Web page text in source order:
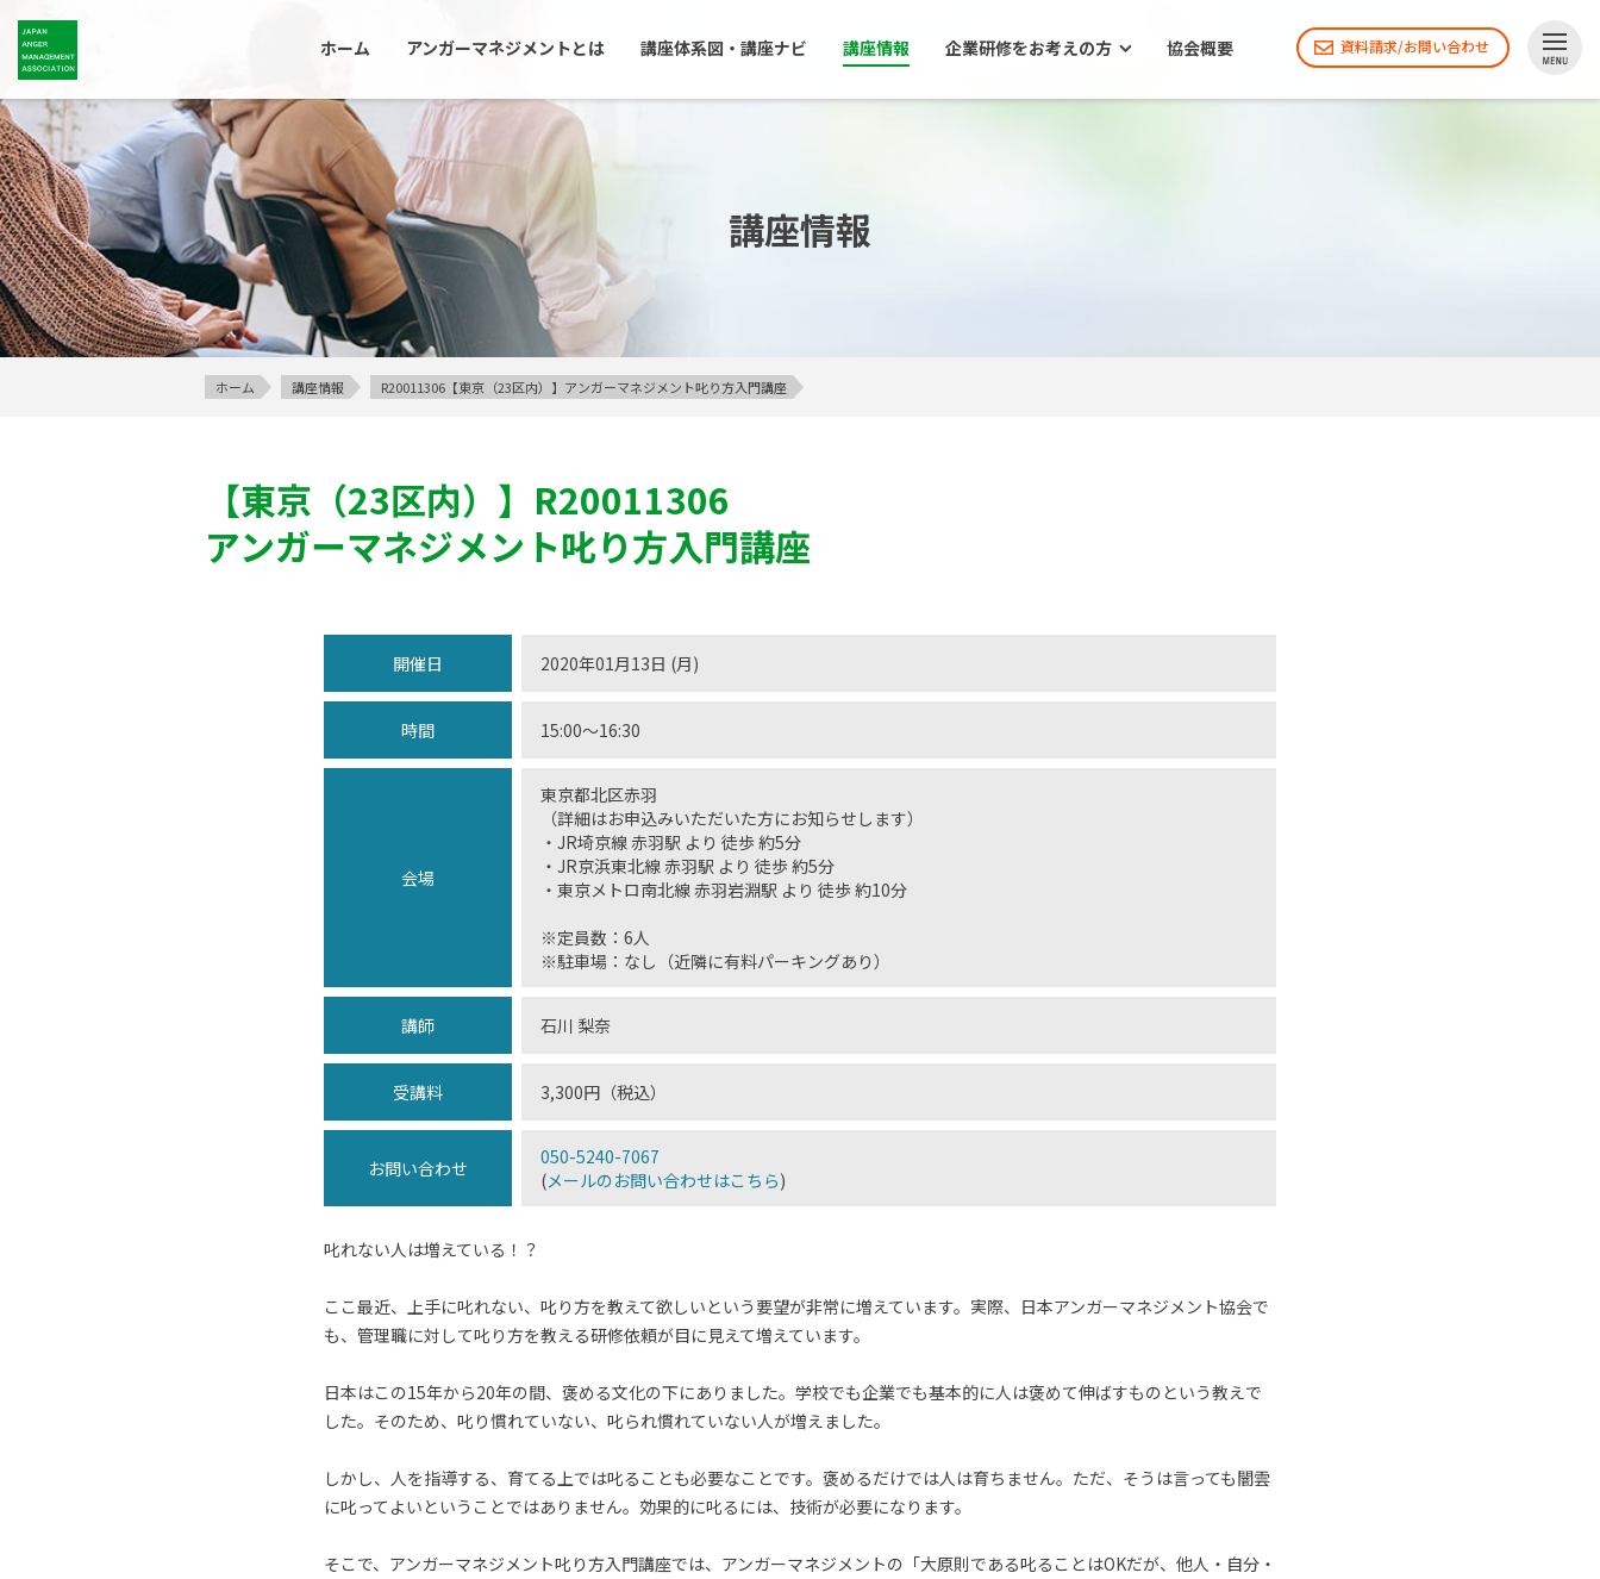
ホーム アンガーマネジメントとは 講座体系図・講座ナビ 講座情報 企業研修をお考えの方 協会概要 資料請求/お問い合わせ
講座情報
ホーム 講座情報 R20011306【東京（23区内）】アンガーマネジメント叱り方入門講座
【東京（23区内）】 R20011306
アンガーマネジメント叱り方入門講座
開催日 2020年01月13日 (月)
時間 15:00〜16:30
会場
東京都北区赤羽
（詳細はお申込みいただいた方にお知らせします）
・JR埼京線 赤羽駅 より 徒歩 約5分
・JR京浜東北線 赤羽駅 より 徒歩 約5分
・東京メトロ南北線 赤羽岩淵駅 より 徒歩 約10分
※定員数：6人
※駐車場：なし（近隣に有料パーキングあり）
講師 石川 梨奈
受講料 3,300円（税込）
お問い合わせ
050-5240-7067
(メールのお問い合わせはこちら)
叱れない人は増えている！？
ここ最近、上手に叱れない、叱り方を教えて欲しいという要望が非常に増えています。実際、日本アンガーマネジメント協会で
も、管理職に対して叱り方を教える研修依頼が目に見えて増えています。
日本はこの15年から20年の間、褒める文化の下にありました。学校でも企業でも基本的に人は褒めて伸ばすものという教えで
した。そのため、叱り慣れていない、叱られ慣れていない人が増えました。
しかし、人を指導する、育てる上では叱ることも必要なことです。褒めるだけでは人は育ちません。ただ、そうは言っても闇雲
に叱ってよいということではありません。効果的に叱るには、技術が必要になります。
そこで、アンガーマネジメント叱り方入門講座では、アンガーマネジメントの「大原則である叱ることはOKだが、他人・自分・